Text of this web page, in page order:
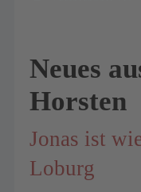
Neues
Horsten
Jonas ist
Loburg